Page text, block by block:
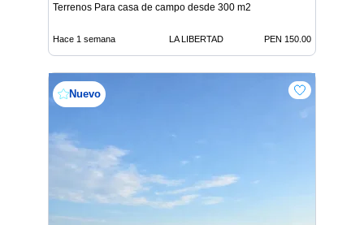
Terrenos Para casa de campo desde 300 m2
Hace 1 semana LA LIBERTAD PEN 150.00
Nuevo